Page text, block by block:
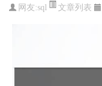
网友:sql 文章列表